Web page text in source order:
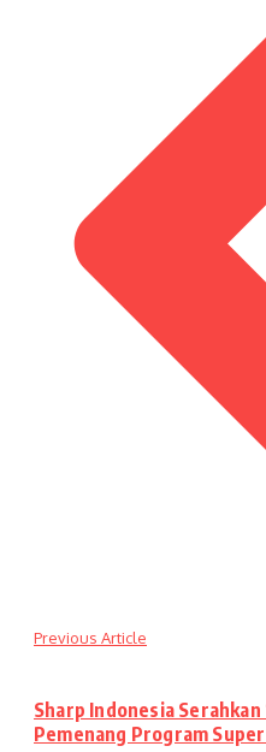
Previous Article
Sharp Indonesia
Pemenang Program